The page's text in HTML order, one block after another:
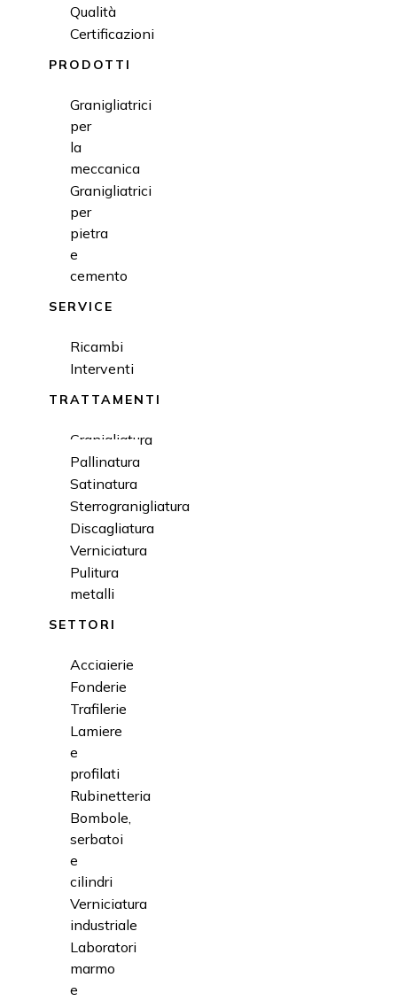
Qualità
Certificazioni
PRODOTTI
Granigliatrici
per
la
meccanica
Granigliatrici
per
pietra
e
cemento
SERVICE
Ricambi
Interventi
TRATTAMENTI
Granigliatura
Pallinatura
Satinatura
Sterrogranigliatura
Discagliatura
Verniciatura
Pulitura
metalli
SETTORI
Acciaierie
Fonderie
Trafilerie
Lamiere
e
profilati
Rubinetteria
Bombole,
serbatoi
e
cilindri
Verniciatura
industriale
Laboratori
marmo
e